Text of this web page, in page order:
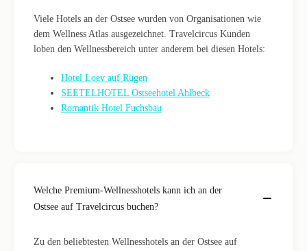
Viele Hotels an der Ostsee wurden von Organisationen wie
dem Wellness Atlas ausgezeichnet. Travelcircus Kunden
loben den Wellnessbereich unter anderem bei diesen Hotels:
Hotel Loev auf Rügen
SEETELHOTEL Ostseehotel Ahlbeck
Romantik Hotel Fuchsbau
Welche Premium-Wellnesshotels kann ich an der
Ostsee auf Travelcircus buchen?
Zu den beliebtesten Wellnesshotels an der Ostsee auf